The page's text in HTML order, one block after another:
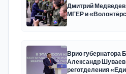
Дмитрий
МГЕР и
Врио губернатора
Александр Шуваев
реготделения